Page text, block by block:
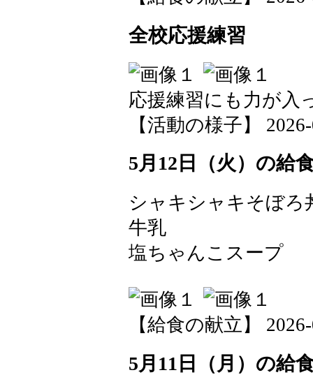
全校応援練習
応援練習にも力が入
【活動の様子】
5月12日（火）の給
シャキシャキそぼろ
牛乳
塩ちゃんこスープ
【給食の献立】
5月11日（月）の給